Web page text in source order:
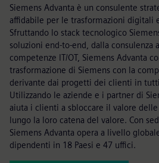
Siemens Advanta è un consulente
affidabile per le trasformazioni digitali
Sfruttando lo stack tecnologico
soluzioni end-to-end, dalla consulenza
competenze IT/OT, Siemens Advanta
trasformazione di Siemens con la
derivante dai progetti dei clienti in
Utilizzando le aziende e i partner di
aiuta i clienti a sbloccare il valore
lungo la loro catena del valore. Con
Siemens Advanta opera a livello
dipendenti in 18 Paesi e 47 uffici.